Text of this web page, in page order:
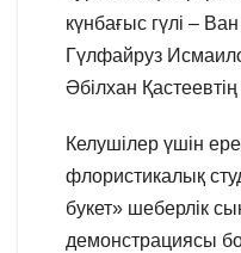
күнбағыс гүлі – Ван
Гүлфайруз
Әбілхан Қастеевтің
Келушілер үшін
флористикалық
букет» шеберлік
демонстрациясы